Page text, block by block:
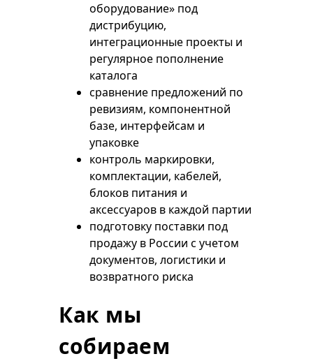
оборудование» под
дистрибуцию,
интеграционные проекты и
регулярное пополнение
каталога
сравнение предложений по
ревизиям, компонентной
базе, интерфейсам и
упаковке
контроль маркировки,
комплектации, кабелей,
блоков питания и
аксессуаров в каждой партии
подготовку поставки под
продажу в России с учетом
документов, логистики и
возвратного риска
Как мы
собираем